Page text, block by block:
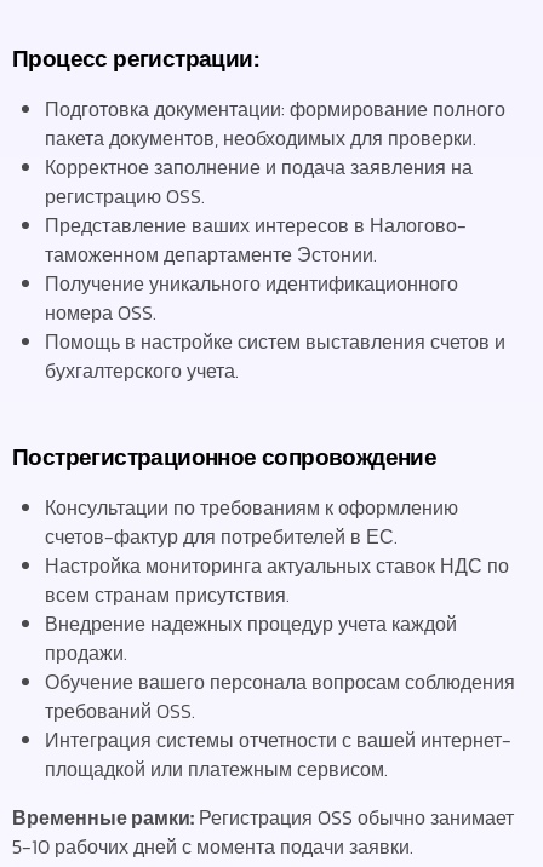
Процесс регистрации:
Подготовка документации: формирование полного
пакета документов, необходимых для проверки.
Корректное заполнение и подача заявления на
регистрацию OSS.
Представление ваших интересов в Налогово-
таможенном департаменте Эстонии.
Получение уникального идентификационного
номера OSS.
Помощь в настройке систем выставления счетов и
бухгалтерского учета.
Пострегистрационное сопровождение
Консультации по требованиям к оформлению
счетов-фактур для потребителей в ЕС.
Настройка мониторинга актуальных ставок НДС по
всем странам присутствия.
Внедрение надежных процедур учета каждой
продажи.
Обучение вашего персонала вопросам соблюдения
требований OSS.
Интеграция системы отчетности с вашей интернет-
площадкой или платежным сервисом.
Временные рамки: Регистрация OSS обычно занимает
5-10 рабочих дней с момента подачи заявки.